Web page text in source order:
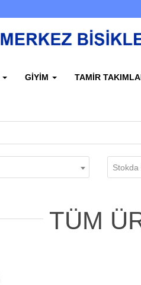
GIYIM TAMIR
Stokda
TÜM